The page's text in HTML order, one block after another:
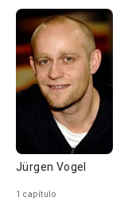
Jürgen Vogel
1 capítulo